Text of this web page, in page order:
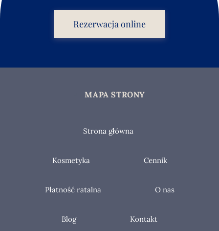
Rezerwacja online
MAPA STRONY
Strona główna
Kosmetyka Cennik
Płatność ratalna O nas
Blog Kontakt